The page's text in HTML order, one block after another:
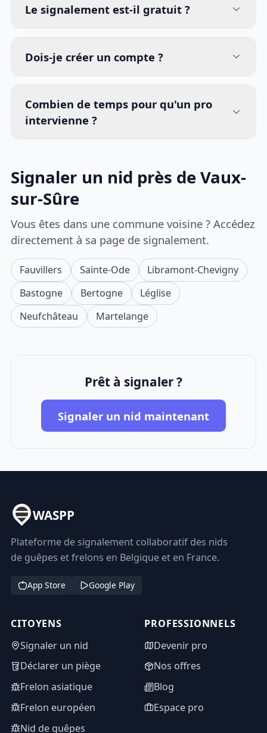
Le signalement est-il gratuit ?
Dois-je créer un compte ?
Combien de temps pour qu'un pro
intervienne ?
Signaler un nid près de Vaux-
sur-Sûre
Vous êtes dans une commune voisine ? Accédez
directement à sa page de signalement.
Fauvillers Sainte-Ode
Libramont-Chevigny
Bastogne
Bertogne
Léglise
Neufchâteau
Martelange
Prêt à signaler ?
Signaler un nid maintenant
WASPP
Plateforme de signalement collaboratif des nids
de guêpes et frelons en Belgique et en France.
App Store Google Play
CITOYENS
Signaler un nid
Déclarer un piège
Frelon asiatique
Frelon européen
Nid de guêpes
PROFESSIONNELS
Devenir pro
Nos offres
Blog
Espace pro